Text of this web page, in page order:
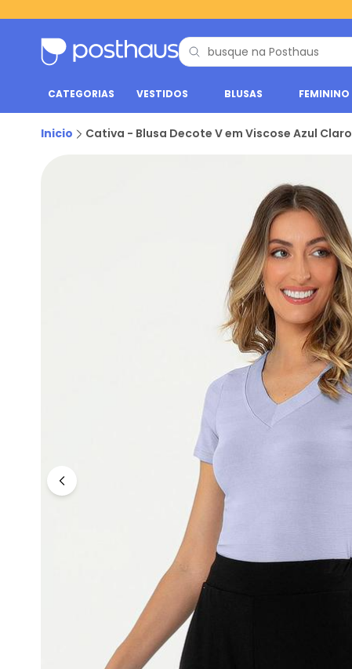
CATEGORIAS VESTIDOS BLUSAS FEMININO
Inicio Cativa - Blusa Decote V em Viscose Azul Claro